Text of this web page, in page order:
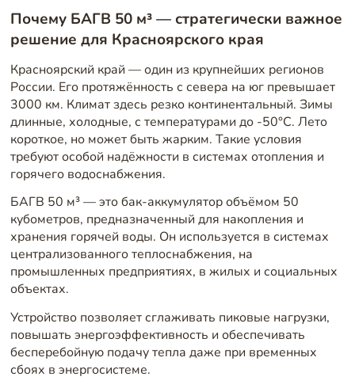
Почему БАГВ 50 м³ — стратегически важное
решение для Красноярского края
Красноярский край — один из крупнейших регионов
России. Его протяжённость с севера на юг превышает
3000 км. Климат здесь резко континентальный. Зимы
длинные, холодные, с температурами до -50°C. Лето
короткое, но может быть жарким. Такие условия
требуют особой надёжности в системах отопления и
горячего водоснабжения.
БАГВ 50 м³ — это бак-аккумулятор объёмом 50
кубометров, предназначенный для накопления и
хранения горячей воды. Он используется в системах
централизованного теплоснабжения, на
промышленных предприятиях, в жилых и социальных
объектах.
Устройство позволяет сглаживать пиковые нагрузки,
повышать энергоэффективность и обеспечивать
бесперебойную подачу тепла даже при временных
сбоях в энергосистеме.